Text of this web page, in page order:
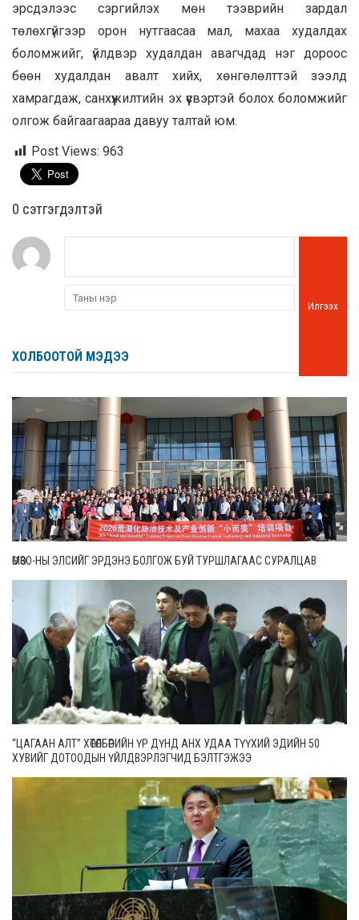
эрсдэлээс сэргийлэх мөн тээврийн зардал
төлөхгүйгээр орон нутгаасаа мал, махаа худалдах
боломжийг, үйлдвэр худалдан авагчдад нэг дороос
бөөн худалдан авалт хийх, хөнгөлөлттэй зээлд
хамрагдаж, санхүүжилтийн эх үүсвэртэй болох боломжийг
олгож байгаагаараа давуу талтай юм.
Post Views: 963
0 cэтгэгдэлтэй
Илгээх
ХОЛБООТОЙ МЭДЭЭ
ӨМӨЗО-НЫ ЭЛСИЙГ ЭРДЭНЭ БОЛГОЖ БУЙ ТУРШЛАГААС СУРАЛЦАВ
“ЦАГААН АЛТ” ХӨТӨЛБӨРИЙН ҮР ДҮНД АНХ УДАА ТҮҮХИЙ ЭДИЙН 50
ХУВИЙГ ДОТООДЫН ҮЙЛДВЭРЛЭГЧИД БЭЛТГЭЖЭЭ